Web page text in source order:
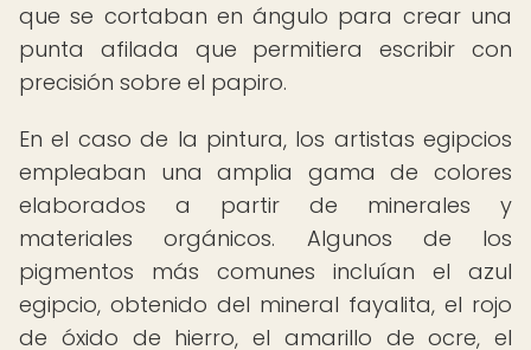
que se cortaban en ángulo para crear una
punta afilada que permitiera escribir con
precisión sobre el papiro.
En el caso de la pintura, los artistas egipcios
empleaban una amplia gama de colores
elaborados a partir de minerales y
materiales orgánicos. Algunos de los
pigmentos más comunes incluían el azul
egipcio, obtenido del mineral fayalita, el rojo
de óxido de hierro, el amarillo de ocre, el